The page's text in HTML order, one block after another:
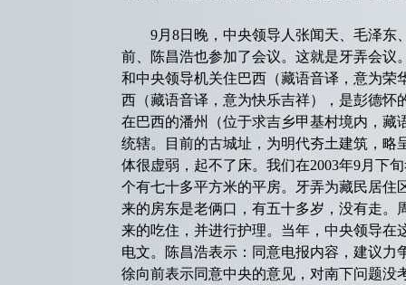
9月8日晚，中央领导人张闻天、毛泽东
前、陈昌浩也参加了会议。这就是牙弄会议
和中央领导机关住巴西（藏语音译，意为荣
西（藏语音译，意为快乐吉祥），是彭德怀
在巴西的潘州（位于求吉乡甲基村境内，藏
统辖。目前的古城址，为明代夯土建筑，略
体很虚弱，起不了床。我们在2003年9月下
个有七十多平方米的平房。牙弄为藏民居住
来的房东是老俩口，有五十多岁，没有走。
来的吃住，并进行护理。当年，中央领导在
电文。陈昌浩表示：同意电报内容，建议
徐向前表示同意中央的意见，对南下问题没